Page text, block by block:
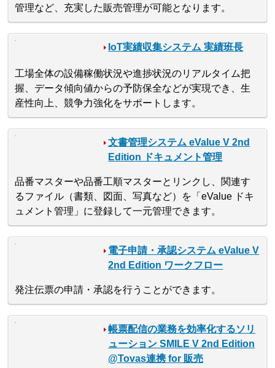
管理など、充実した販売管理が可能となります。
IoT実績収集システム 実績班長
工場全体の設備稼働状況や進捗状況のリアルタイム把
握、データ傾向値からの予防保全などが実現でき、生
産性向上、競争力強化をサポートします。
文書管理システム eValue V 2nd
Edition ドキュメント管理
品番マスターや品番工順マスターとリンクし、関連す
るファイル（書類、図面、写真など）を「eValue ドキ
ュメント管理」に登録して一元管理できます。
電子申請・承認システム eValue V
2nd Edition ワークフロー
発注伝票の申請・承認を行うことができます。
帳票配信の業務を効率化するソリ
ューション SMILE V 2nd Edition
@Tovas連携 for 販売